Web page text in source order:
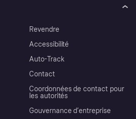
Revendre
Accessibilité
Auto-Track
Contact
Coordonnées de contact pour
les autorités
Gouvernance d’entreprise